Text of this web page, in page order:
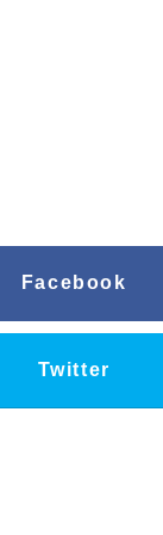
Facebook
Twitter